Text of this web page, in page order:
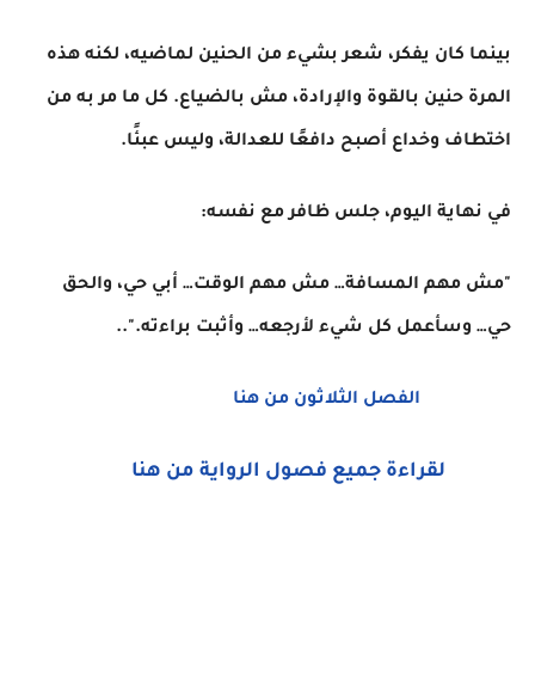
بينما كان يفكر، شعر بشيء من الحنين لماضيه، لكنه هذه
المرة حنين بالقوة والإرادة، مش بالضياع. كل ما مر به من
اختطاف وخداع أصبح دافعًا للعدالة، وليس عبئًا.
في نهاية اليوم، جلس ظافر مع نفسه:
"مش مهم المسافة… مش مهم الوقت… أبي حي، والحق
حي… وسأعمل كل شيء لأرجعه… وأثبت براءته."..
الفصل الثلاثون من هنا
لقراءة جميع فصول الرواية من هنا